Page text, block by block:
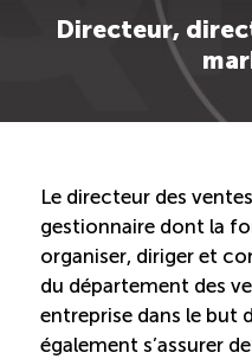
Main-d’oeuvre en
Saisonnalité des emplois
Outils et
Directeur,
Le directeur des
gestionnaire dont la
organiser, diriger et
du département des
entreprise dans le but
également s’assurer